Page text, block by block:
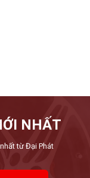
NHẤT
từ Đại Phát